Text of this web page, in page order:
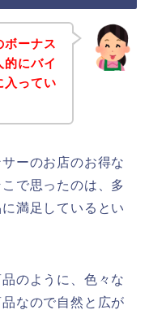
ボーナス
にバイ
入ってい
ーのお店のお得な
で思ったのは、多
満足しているとい
のように、色々な
なので自然と広が